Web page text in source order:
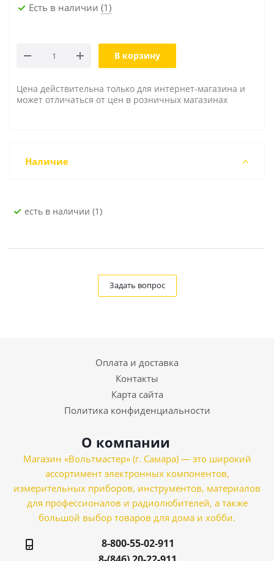
Есть в наличии (1)
В корзину
Цена действительна только для интернет-магазина и
может отличаться от цен в розничных магазинах
Наличие
Есть в наличии (1)
Задать вопрос
Оплата и доставка
Контакты
Карта сайта
Политика конфиденциальности
О компании
Магазин «Вольтмастер» (г. Самара) — это широкий
ассортимент электронных компонентов,
измерительных приборов, инструментов, материалов
для профессионалов и радиолюбителей, а также
большой выбор товаров для дома и хобби.
8-800-55-02-911